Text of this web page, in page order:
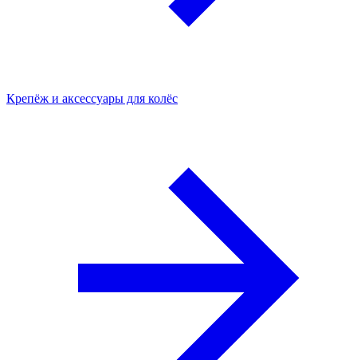
Крепёж и аксессуары для колёс